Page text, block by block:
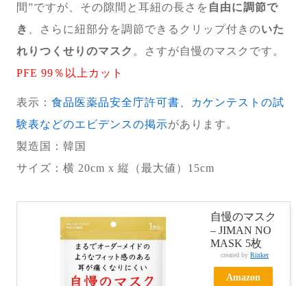
間”ですが、その隙間と耳紐の長さを 自由に調節で
き
、さらに紐部分を調節できるクリップ付きのいた
れりつくせりのマスク 。さすが自慢のマスクです。
PFE 99％以上カット
表示： 食品医薬品安全庁許可書、カケンテストの試
験表などのエビデンスの掲示があります。
製造国
：韓国
サイズ：横 20cm x 縦（最大値）15cm
自慢のマスク
– JIMAN NO
MASK 5枚
created by Rinker
Amazon